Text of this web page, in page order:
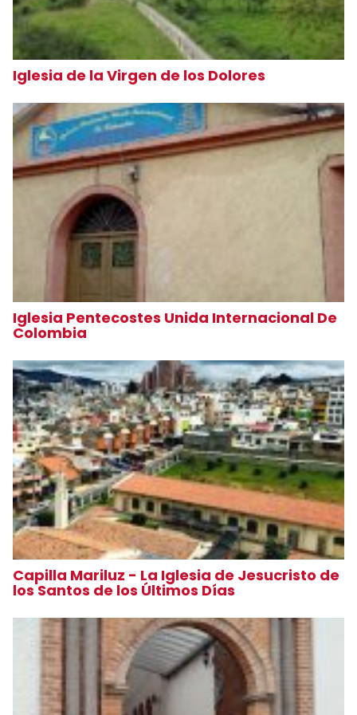
Iglesia de la Virgen de los Dolores
Iglesia Pentecostes Unida Internacional De
Colombia
Capilla Mariluz - La Iglesia de Jesucristo de
los Santos de los Últimos Días